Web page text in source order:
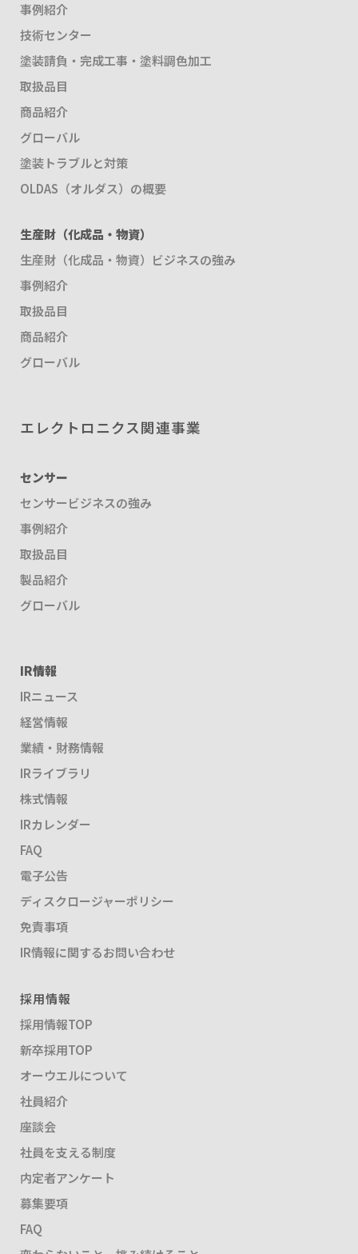
事例紹介
技術センター
塗装請負・完成工事・塗料調色加工
取扱品目
商品紹介
グローバル
塗装トラブルと対策
OLDAS（オルダス）の概要
生産財（化成品・物資）
生産財（化成品・物資）ビジネスの強み
事例紹介
取扱品目
商品紹介
グローバル
エレクトロニクス関連事業
センサー
センサービジネスの強み
事例紹介
取扱品目
製品紹介
グローバル
IR情報
IRニュース
経営情報
業績・財務情報
IRライブラリ
株式情報
IRカレンダー
FAQ
電子公告
ディスクロージャーポリシー
免責事項
IR情報に関するお問い合わせ
採用情報
採用情報TOP
新卒採用TOP
オーウエルについて
社員紹介
座談会
社員を支える制度
内定者アンケート
募集要項
FAQ